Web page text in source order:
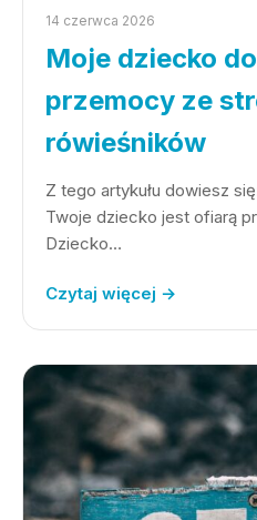
14 czerwca 2026
Moje dziecko
przemocy ze
rówieśników
Z tego artykułu dowiesz
Twoje dziecko jest ofiarą
Dziecko…
Czytaj więcej →